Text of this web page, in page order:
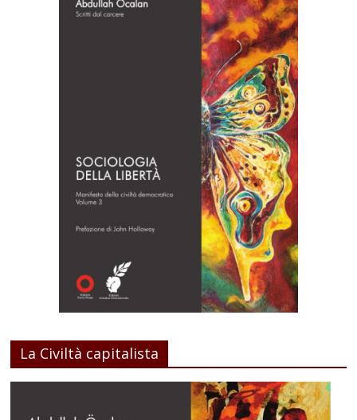
La Civiltà capitalista